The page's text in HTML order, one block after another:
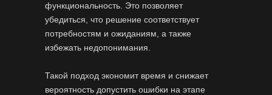
функциональность. Это позволяет
убедиться, что решение соответствует
потребностям и ожиданиям, а также
избежать недопонимания.
Такой подход экономит время и снижает
вероятность допустить ошибки на этапе